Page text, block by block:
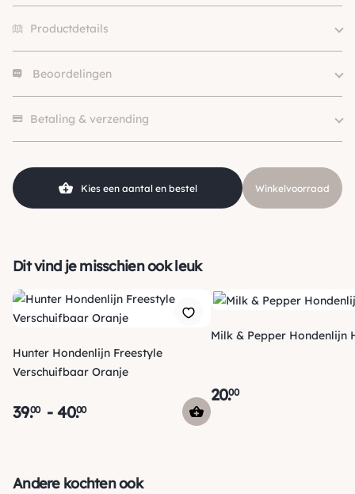
Productdetails
Hondgrootte
Kleur
Wit, Blauw
Materiaal
Beoordelingen
Betaling & verzending
een track & trace code van ons zodat je je pakketje kan
Kies een aantal en bestel Winkelvoorraad
Dit vind je misschien ook leuk
Hunter Hondenlijn Freestyle
Verschuifbaar Oranje
39.00 -40.00
Milk & Pepper Hondenlijn
20.00
Andere kochten ook